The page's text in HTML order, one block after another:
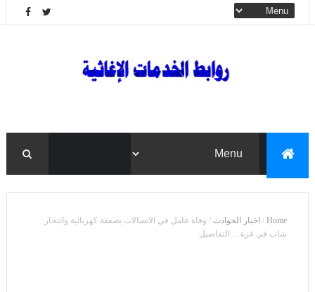
Home
/ اخبار الحوادث / وفاة عامل في الاتصالات بصعقة كهربائية وانتحار
شاب في غزة ... التفاصيل